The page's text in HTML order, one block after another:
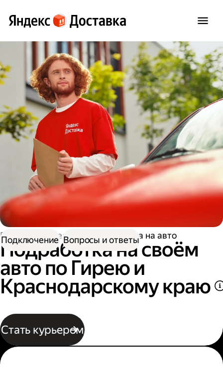
Работа водителем Подработка на авто
Подработка на своём
авто по Гирею и
Краснодарскому краю
Стать курьером
Подключение Вопросы и ответы